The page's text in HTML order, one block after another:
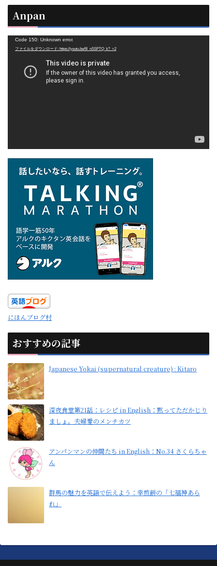
Anpan
Code 150: Unknown error.
ファイルをダウンロード: https://youtu.be/6l_nSSPTQ_k?_=2
にほんブログ村
おすすめの記事
Japanese Yokai (supernatural creature) : Kitaro
深夜食堂第21話：レシピ in English：黙ってただかじり
ましょ。夫婦愛のメンチカツ
アンパンマンの仲間たち in English：No.34 さくらちゃ
ん
群馬の魅力を英語で伝えよう：幸煎餅の「七福神あら
れ」